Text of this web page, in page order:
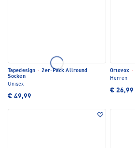
Tapedesign · 2er-Pack Allround
Socken
Unisex
€ 49,99
Ortovox ·
Herren
€ 26,99